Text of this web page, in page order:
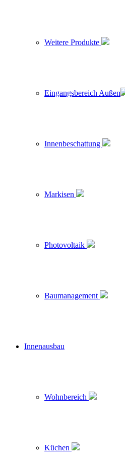
Weitere Produkte
Eingangsbereich Außen
Innenbeschattung
Markisen
Photovoltaik
Baumanagement
Innenausbau
Wohnbereich
Küchen